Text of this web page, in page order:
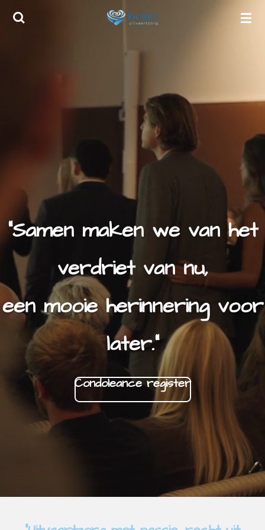
Ga
"Samen maken we van het
verdriet van nu,
een mooie herinnering voor
later."
Condoleance register